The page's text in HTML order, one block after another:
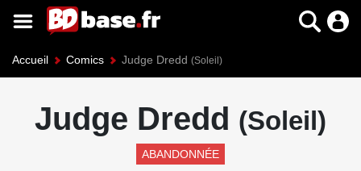
Accueil Comics Judge Dredd (Soleil)
Judge Dredd (Soleil)
ABANDONNÉE